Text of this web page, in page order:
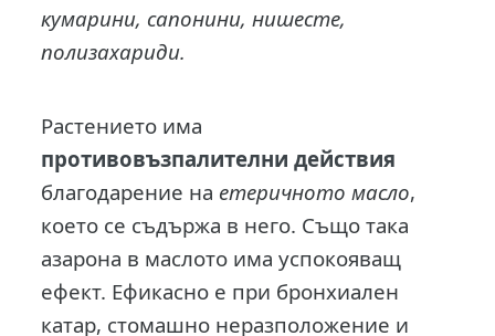
кумарини, сапонини, нишесте,
полизахариди.
Растението има
противовъзпалителни действия
благодарение на етеричното масло,
което се съдържа в него. Също така
азарона в маслото има успокояващ
ефект. Ефикасно е при бронхиален
катар, стомашно неразположение и